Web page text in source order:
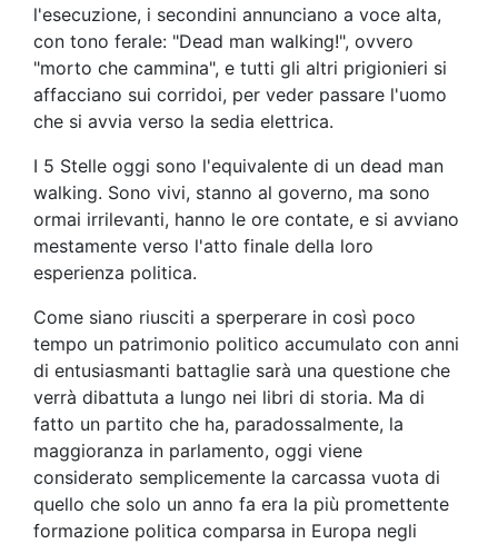
l'esecuzione, i secondini annunciano a voce alta,
con tono ferale: "Dead man walking!", ovvero
"morto che cammina", e tutti gli altri prigionieri si
affacciano sui corridoi, per veder passare l'uomo
che si avvia verso la sedia elettrica.
I 5 Stelle oggi sono l'equivalente di un dead man
walking. Sono vivi, stanno al governo, ma sono
ormai irrilevanti, hanno le ore contate, e si avviano
mestamente verso l'atto finale della loro
esperienza politica.
Come siano riusciti a sperperare in così poco
tempo un patrimonio politico accumulato con anni
di entusiasmanti battaglie sarà una questione che
verrà dibattuta a lungo nei libri di storia. Ma di
fatto un partito che ha, paradossalmente, la
maggioranza in parlamento, oggi viene
considerato semplicemente la carcassa vuota di
quello che solo un anno fa era la più promettente
formazione politica comparsa in Europa negli